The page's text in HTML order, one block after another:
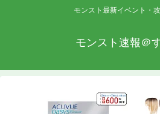
モンスト最新イベント・
モンスト速報＠